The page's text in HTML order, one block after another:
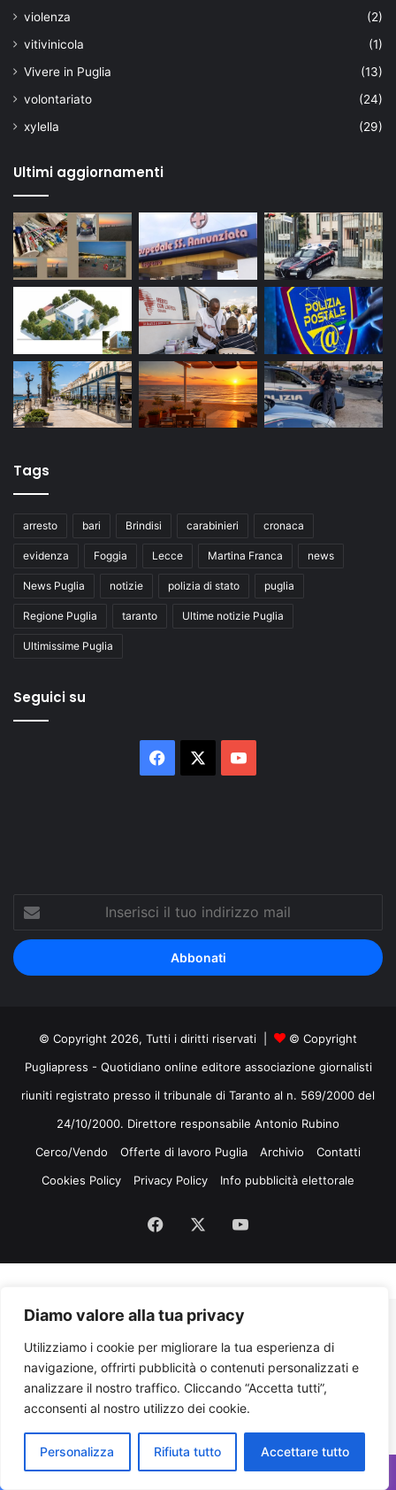
Diamo valore alla tua privacy
Utilizziamo i cookie per migliorare la tua esperienza di
navigazione, offrirti pubblicità o contenuti personalizzati e
analizzare il nostro traffico. Cliccando “Accetta tutti”,
acconsenti al nostro utilizzo dei cookie.
Personalizza Rifiuta tutto Accettare tutto
violenza
(2)
vitivinicola
(1)
Vivere in Puglia
(13)
volontariato
(24)
xylella
(29)
Ultimi aggiornamenti
Tags
arresto bari Brindisi carabinieri cronaca
evidenza Foggia Lecce Martina Franca news
News Puglia notizie polizia di stato puglia
Regione Puglia taranto Ultime notizie Puglia
Ultimissime Puglia
Seguici su
Facebook
tuo
indirizzo
mail
© Copyright 2026, Tutti i diritti riservati |
© Copyright
Pugliapress - Quotidiano online editore associazione giornalisti
riuniti registrato presso il tribunale di Taranto al n. 569/2000 del
24/10/2000. Direttore responsabile Antonio Rubino
Cerco/Vendo
Offerte di lavoro Puglia Archivio
Contatti
Cookies Policy
Privacy Policy Info pubblicità elettorale
Facebook
Tube